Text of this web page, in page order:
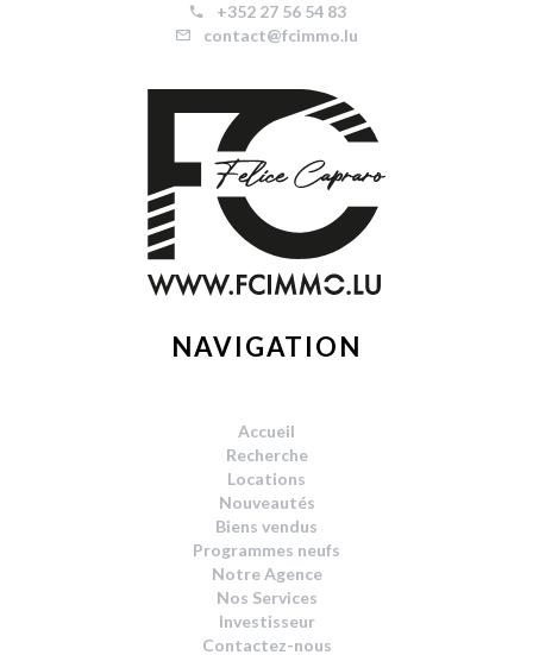
+352 27 56 54 83
contact@fcimmo.lu
NAVIGATION
Accueil
Recherche
Locations
Nouveautés
Biens vendus
Programmes neufs
Notre Agence
Nos Services
Investisseur
Contactez-nous